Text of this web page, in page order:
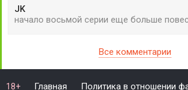
JK
начало восьмой серии еще больше
Все комментарии
18+ Главная Политика в отношении